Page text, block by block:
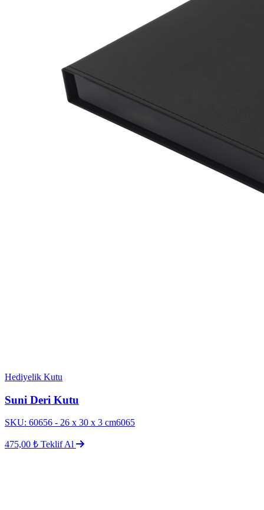
Hediyelik Kutu
Suni Deri Kutu
SKU: 60656 - 26 x 30 x 3 cm6065
475,00 ₺ Teklif Al